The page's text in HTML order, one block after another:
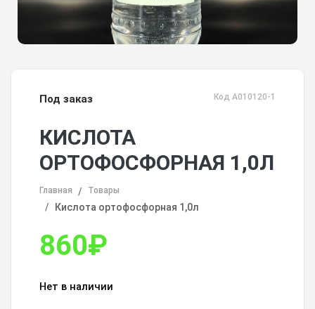
Под заказ Код А010120-1
КИСЛОТА
ОРТОФОСФОРНАЯ 1,0Л
Главная Товары
Кислота ортофосфорная 1,0л
860₽
Нет в наличии